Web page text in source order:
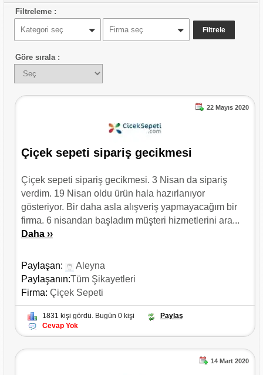
Filtreleme :
Kategori seç Firma seç
Göre sırala :
22 Mayıs 2020
Çiçek sepeti sipariş gecikmesi
Çiçek sepeti sipariş gecikmesi. 3 Nisan da sipariş
verdim. 19 Nisan oldu ürün hala hazırlanıyor
gösteriyor. Bir daha asla alışveriş yapmayacağım bir
firma. 6 nisandan başladım müşteri hizmetlerini ara...
Daha ››
Paylaşan:
Aleyna
Paylaşanın:Tüm Şikayetleri
Firma: Çiçek Sepeti
1831 kişi gördü. Bugün 0 kişi
Paylaş
Cevap Yok
14 Mart 2020